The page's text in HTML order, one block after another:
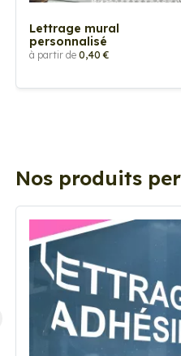
Lettrage mural
personnalisé
à partir de 0,40 €
Nos produits